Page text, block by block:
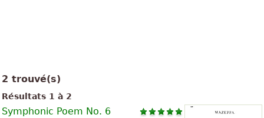
2 trouvé(s)
Résultats 1 à 2
Symphonic Poem No. 6